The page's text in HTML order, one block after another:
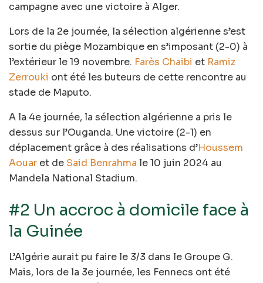
campagne avec une victoire à Alger.
Lors de la 2e journée, la sélection algérienne s’est
sortie du piège Mozambique en s’imposant (2-0) à
l’extérieur le 19 novembre. Farès Chaibi et Ramiz
Zerrouki ont été les buteurs de cette rencontre au
stade de Maputo.
A la 4e journée, la sélection algérienne a pris le
dessus sur l’Ouganda. Une victoire (2-1) en
déplacement grâce à des réalisations d’Houssem
Aouar et de Said Benrahma le 10 juin 2024 au
Mandela National Stadium.
#2 Un accroc à domicile face à
la Guinée
L’Algérie aurait pu faire le 3/3 dans le Groupe G.
Mais, lors de la 3e journée, les Fennecs ont été